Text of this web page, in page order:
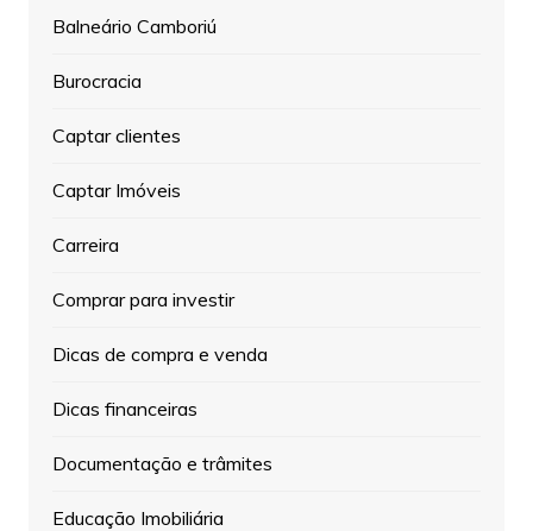
Balneário Camboriú
Burocracia
Captar clientes
Captar Imóveis
Carreira
Comprar para investir
Dicas de compra e venda
Dicas financeiras
Documentação e trâmites
Educação Imobiliária